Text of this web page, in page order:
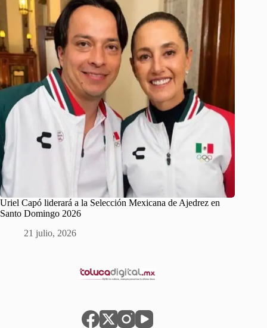
Uriel Capó liderará a la Selección Mexicana de Ajedrez en
Santo Domingo 2026
21 julio, 2026